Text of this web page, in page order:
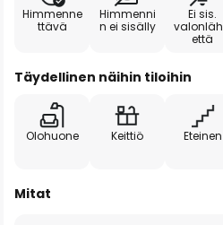
Himmenne
ttävä
Himmenni
n ei sisälly
Ei sis.
että
Täydellinen näihin tiloihin
Olohuone Keittiö Eteinen
Mitat